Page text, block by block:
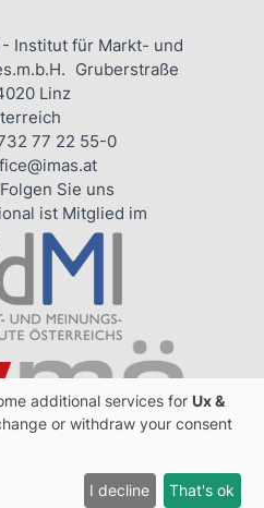
Institut für Markt- und
Gruberstraße
Linz
77 22 55-0
Folgen Sie uns
ist Mitglied im
Befragungen
additional services for Ux &
or withdraw your consent
I decline That's ok